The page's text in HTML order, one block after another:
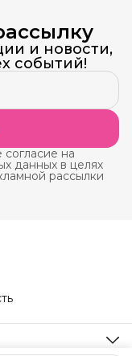
и новости,
событий!
на
данных в целях
рассылки